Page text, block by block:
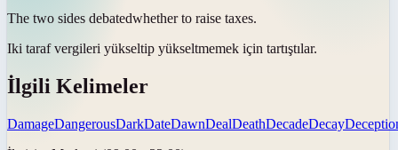
The two sides debatedwhether to raise taxes.
Iki taraf vergileri yükseltip yükseltmemek için tartıştılar.
İlgili Kelimeler
DamageDangerousDarkDateDawnDealDeathDecadeDecay